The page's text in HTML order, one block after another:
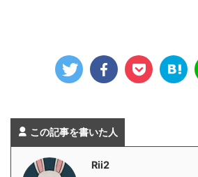
この記事を書いた人
Rii2